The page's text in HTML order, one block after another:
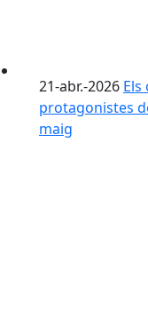
21-abr.-2026 Els
protagonistes
maig